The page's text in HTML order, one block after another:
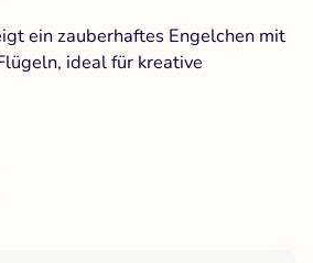
ein zauberhaftes Engelchen mit
ideal für kreative